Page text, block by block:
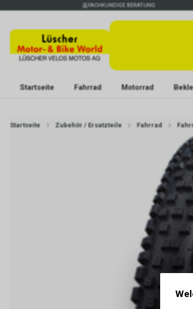
FACHKUNDIGE BERATUNG
Startseite Fahrrad Motorrad
Startseite Zubehör / Ersatzteile Fahrrad